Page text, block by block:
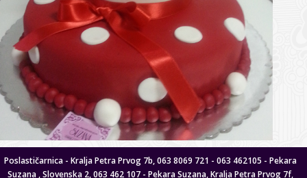
Poslastičarnica - Kralja Petra Prvog 7b, 063 8069 721 - 063 462105 - Pekara
Suzana , Slovenska 2, 063 462 107 - Pekara Suzana, Kralja Petra Prvog 7f,